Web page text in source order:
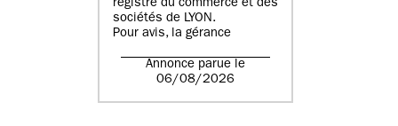
registre du commerce et des
sociétés de LYON.
Pour avis, la gérance
Annonce parue le
06/08/2026